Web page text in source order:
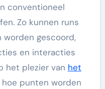
conventioneel
Zo kunnen runs
worden gescoord,
en interacties
het plezier van het
punten worden